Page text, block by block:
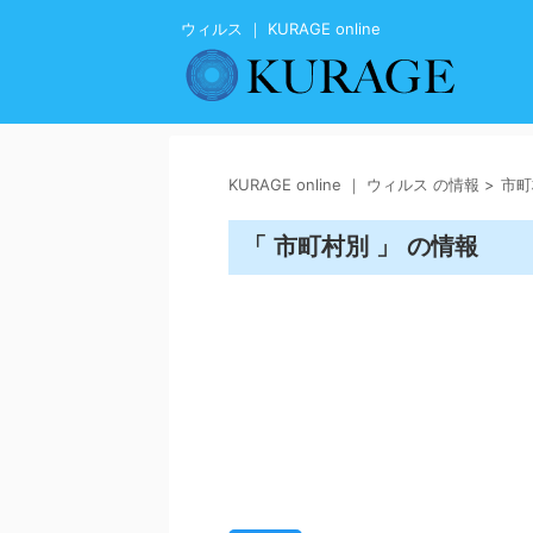
ウィルス ｜ KURAGE online
KURAGE online ｜ ウィルス の情報 > 市
「 市町村別 」 の情報